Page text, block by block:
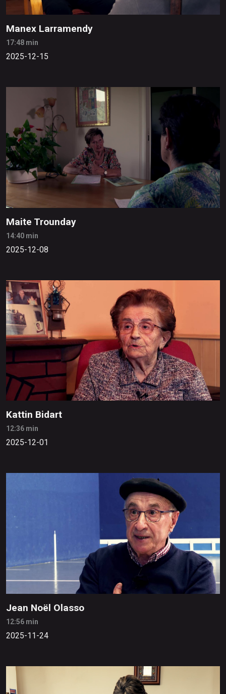
Manex Larramendy
17:48 min
2025-12-15
Maite Trounday
14:40 min
2025-12-08
Kattin Bidart
12:36 min
2025-12-01
Jean Noël Olasso
12:56 min
2025-11-24